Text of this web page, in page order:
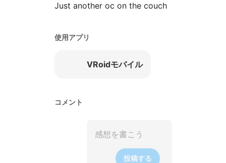
Just another oc on the couch
使用アプリ
VRoidモバイル
コメント
投稿する